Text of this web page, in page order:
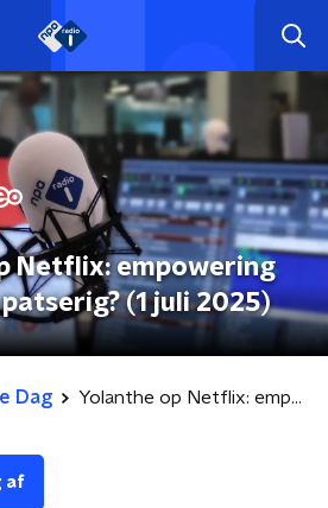
Netflix: empowering
(1 juli 2025)
Dag Yolanthe op Netflix: empowering of gewoon patserig? (1 juli 2025)
af